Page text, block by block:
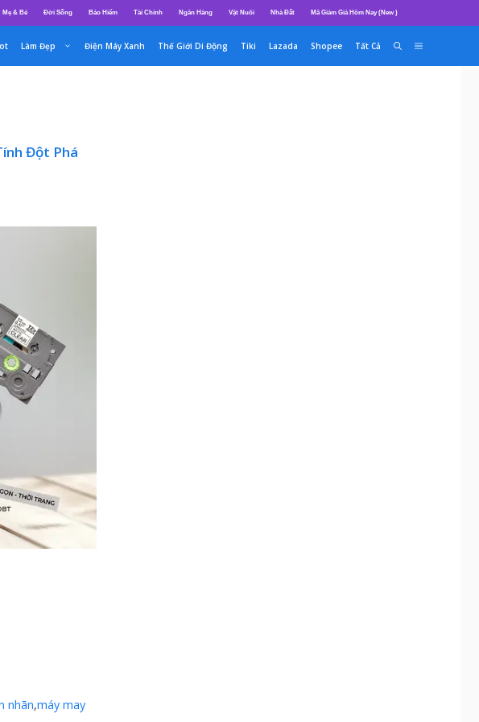
Mẹ & Bé Đời Sống Bảo Hiểm Tài Chính Ngân Hàng Vật Nuôi Nhà Đất Mã Giảm Giá Hôm Nay (New )
Làm Đẹp Điện Máy Xanh Thế Giới Di Động Tiki Lazada Shopee Tất Cả
Đột Phá
nhãn,máy may